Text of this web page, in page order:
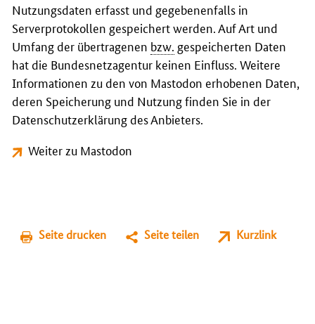
Nutzungsdaten erfasst und gegebenenfalls in
Serverprotokollen gespeichert werden. Auf Art und
Umfang der übertragenen bzw. gespeicherten Daten
hat die Bundesnetzagentur keinen Einfluss. Weitere
Informationen zu den von Mastodon erhobenen Daten,
deren Speicherung und Nutzung finden Sie in der
Datenschutzerklärung des Anbieters.
Weiter zu Mastodon
Seite drucken Seite teilen Kurzlink